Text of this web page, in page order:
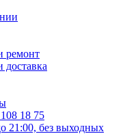
ремонт
доставка
18 75
21:00, без выходных